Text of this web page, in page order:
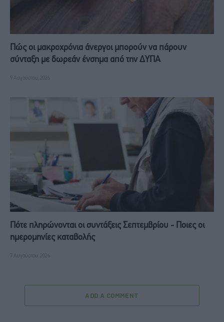
Πώς οι μακροχρόνια άνεργοι μπορούν να πάρουν
σύνταξη με δωρεάν ένσημα από την ΔΥΠΑ
9 Αυγούστου, 2026
Πότε πληρώνονται οι συντάξεις Σεπτεμβρίου - Ποιες οι
ημερομηνίες καταβολής
7 Αυγούστου, 2026
ADD A COMMENT